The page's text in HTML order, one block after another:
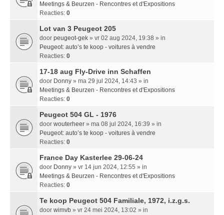
Meetings & Beurzen - Rencontres et d'Expositions
Reacties: 0
Lot van 3 Peugeot 205
door peugeot-gek » vr 02 aug 2024, 19:38 » in
Peugeot: auto’s te koop - voitures à vendre
Reacties: 0
17-18 aug Fly-Drive inn Schaffen
door Donny » ma 29 jul 2024, 14:43 » in
Meetings & Beurzen - Rencontres et d'Expositions
Reacties: 0
Peugeot 504 GL - 1976
door wouterheer » ma 08 jul 2024, 16:39 » in
Peugeot: auto’s te koop - voitures à vendre
Reacties: 0
France Day Kasterlee 29-06-24
door Donny » vr 14 jun 2024, 12:55 » in
Meetings & Beurzen - Rencontres et d'Expositions
Reacties: 0
Te koop Peugeot 504 Familiale, 1972, i.z.g.s.
door wimvb » vr 24 mei 2024, 13:02 » in